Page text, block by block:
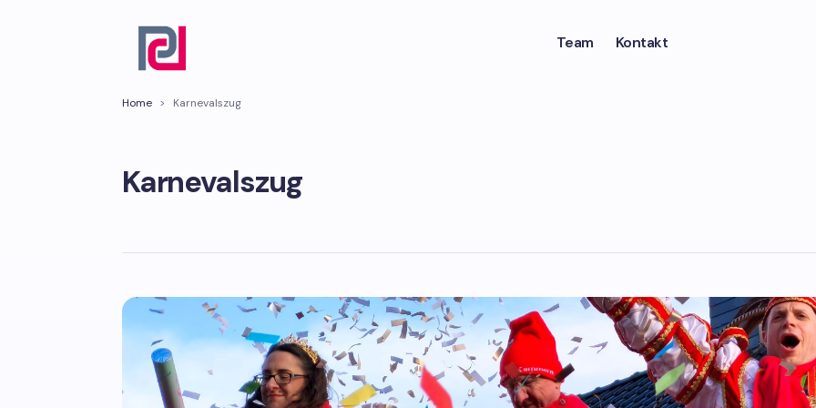
Team Kontakt
Home > Karnevalszug
Karnevalszug